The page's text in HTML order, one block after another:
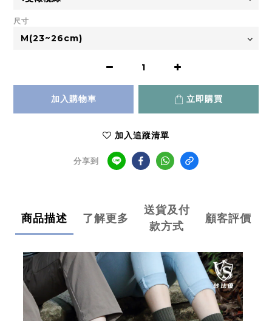
尺寸
加入購物車 立即購買
加入追蹤清單
分享到
商品描述 了解更多
送貨及付
款方式
顧客評價